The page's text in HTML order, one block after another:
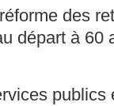
des
départ à 60
publics